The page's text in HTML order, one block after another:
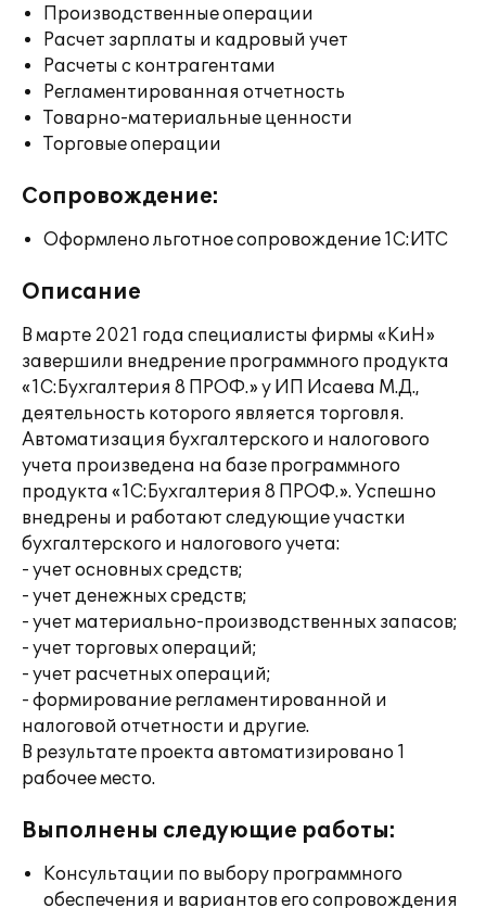
Производственные операции
Расчет зарплаты и кадровый учет
Расчеты с контрагентами
Регламентированная отчетность
Товарно-материальные ценности
Торговые операции
Сопровождение:
Оформлено льготное сопровождение 1С:ИТС
Описание
В марте 2021 года специалисты фирмы «КиН»
завершили внедрение программного продукта
«1С:Бухгалтерия 8 ПРОФ.» у ИП Исаева М.Д.,
деятельность которого является торговля.
Автоматизация бухгалтерского и налогового
учета произведена на базе программного
продукта «1С:Бухгалтерия 8 ПРОФ.». Успешно
внедрены и работают следующие участки
бухгалтерского и налогового учета:
- учет основных средств;
- учет денежных средств;
- учет материально-производственных запасов;
- учет торговых операций;
- учет расчетных операций;
- формирование регламентированной и
налоговой отчетности и другие.
В результате проекта автоматизировано 1
рабочее место.
Выполнены следующие работы:
Консультации по выбору программного
обеспечения и вариантов его сопровождения